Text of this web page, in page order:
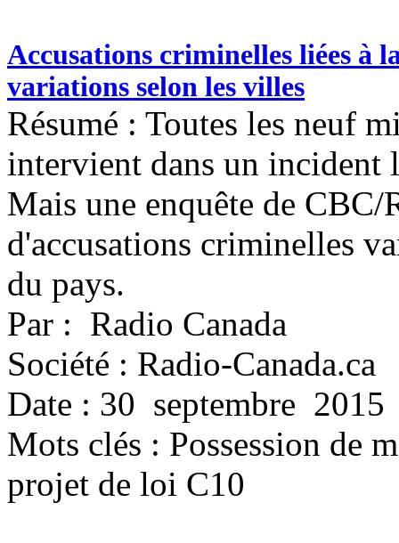
Accusations criminelles liées à
variations selon les villes
Résumé : Toutes les neuf
intervient dans un incident
Mais une enquête de CBC/
d'accusations criminelles
du pays.
Par : Radio Canada
Société : Radio-Canada.ca
Date : 30 septembre 2015
Mots clés : Possession de
projet de loi C10